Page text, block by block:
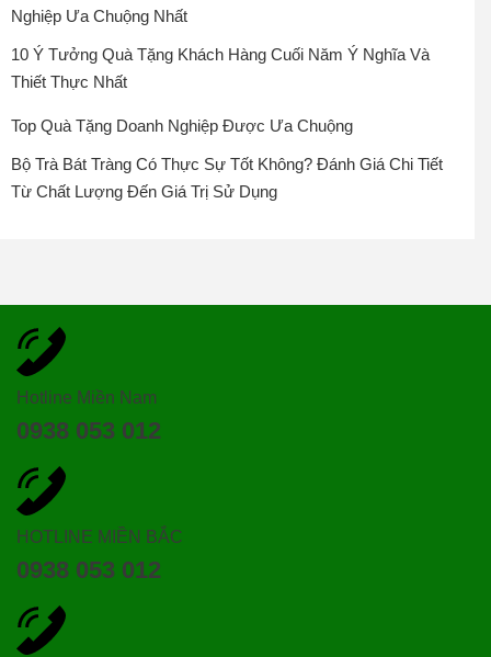
Nghiệp Ưa Chuộng Nhất
10 Ý Tưởng Quà Tặng Khách Hàng Cuối Năm Ý Nghĩa Và
Thiết Thực Nhất
Top Quà Tặng Doanh Nghiệp Được Ưa Chuộng
Bộ Trà Bát Tràng Có Thực Sự Tốt Không? Đánh Giá Chi Tiết
Từ Chất Lượng Đến Giá Trị Sử Dụng
Hotline Miền Nam
0938 053 012
HOTLINE MIỀN BẮC
0938 053 012